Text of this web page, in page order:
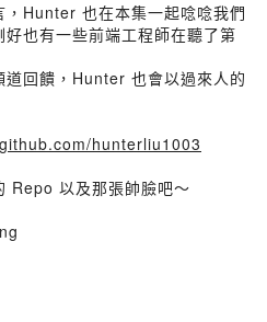
Hunter 也在本集一起唸唸我們
也有一些前端工程師在聽了第
回饋，Hunter 也會以過來人的
hunterliu1003
Repo 以及那張帥臉吧～